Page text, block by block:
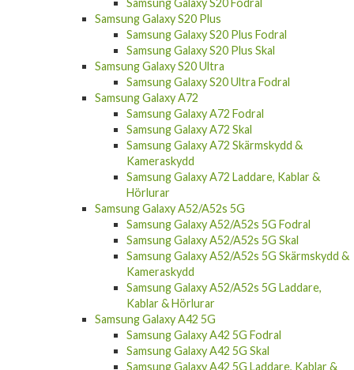
Samsung Galaxy A13 4G Skal
Samsung Galaxy A13 4G Laddare, Kablar &
Hörlurar
Samsung Galaxy S20
Samsung Galaxy S20 Fodral
Samsung Galaxy S20 Plus
Samsung Galaxy S20 Plus Fodral
Samsung Galaxy S20 Plus Skal
Samsung Galaxy S20 Ultra
Samsung Galaxy S20 Ultra Fodral
Samsung Galaxy A72
Samsung Galaxy A72 Fodral
Samsung Galaxy A72 Skal
Samsung Galaxy A72 Skärmskydd &
Kameraskydd
Samsung Galaxy A72 Laddare, Kablar &
Hörlurar
Samsung Galaxy A52/A52s 5G
Samsung Galaxy A52/A52s 5G Fodral
Samsung Galaxy A52/A52s 5G Skal
Samsung Galaxy A52/A52s 5G Skärmskydd &
Kameraskydd
Samsung Galaxy A52/A52s 5G Laddare,